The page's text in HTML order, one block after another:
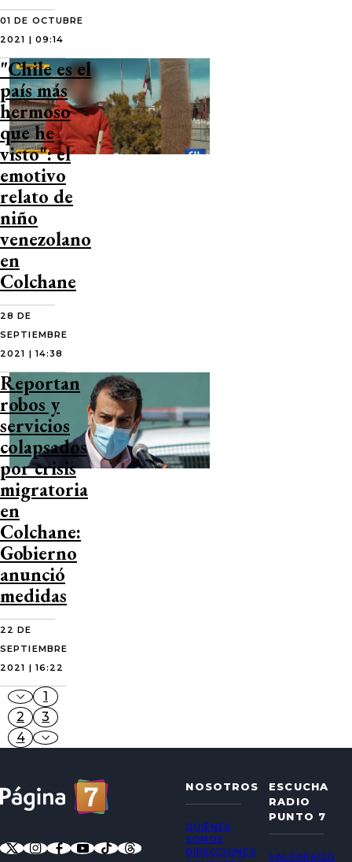
01 DE OCTUBRE
2021 | 09:14
"Chile es el
país más
hermoso
que he
visto": el
emotivo
relato de
niño
venezolano
en
Colchane
28 DE
SEPTIEMBRE
2021 | 14:38
Reportan
robos y
servicios
colapsados
por crisis
migratoria
en
Colchane:
Gobierno
anunció
medidas
22 DE
SEPTIEMBRE
2021 | 16:22
1
2
3
4
NOSOTROS
QUIÉNES
SOMOS
DIRECCIONES
ESCUCHA
RADIO
PUNTO 7
VALPARAÍSO